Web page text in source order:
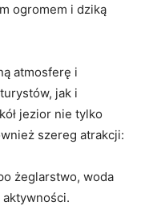
ogromem i ‍dziką
atmosferę i
jak i
jezior nie tylko
szereg atrakcji:
żeglarstwo, woda